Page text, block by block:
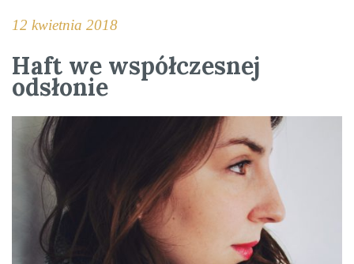
12 kwietnia 2018
Haft we współczesnej
odsłonie